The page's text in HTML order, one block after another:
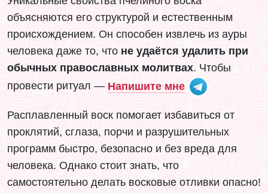
объясняются его структурой и естественным
происхождением. Он способен извлечь из ауры
человека даже то, что не удаётся удалить при
обычных православных молитвах. Чтобы
провести ритуал — Напишите мне
Расплавленный воск помогает избавиться от
проклятий, сглаза, порчи и разрушительных
программ быстро, безопасно и без вреда для
человека. Однако стоит знать, что
самостоятельно делать восковые отливки опасно!